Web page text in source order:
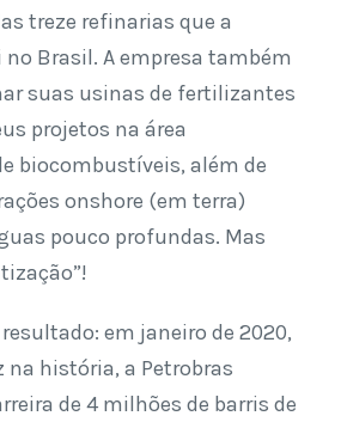
treze refinarias que a
no Brasil. A empresa também
suas usinas de fertilizantes
projetos na área
biocombustíveis, além de
onshore (em terra)
pouco profundas. Mas
em janeiro de 2020,
na história, a Petrobras
de 4 milhões de barris de